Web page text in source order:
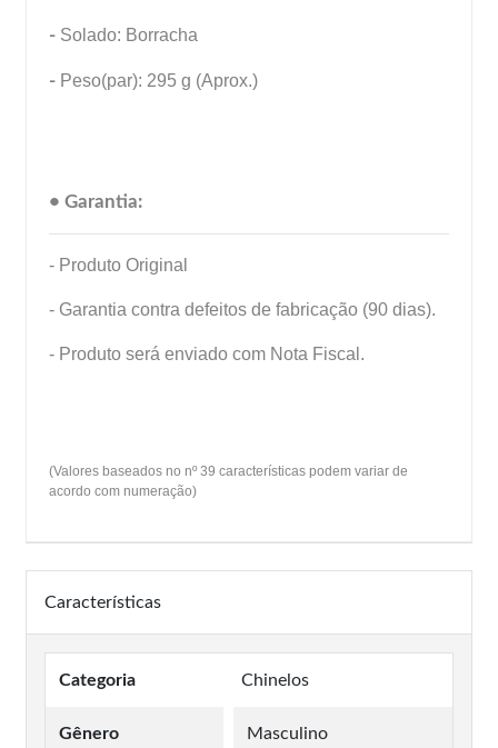
- Solado: Borracha
- Peso(par): 295 g (Aprox.)
• Garantia:
- Produto Original
- Garantia contra defeitos de fabricação (90 dias).
- Produto será enviado com Nota Fiscal.
(Valores baseados no nº 39 características podem variar de
acordo com numeração)
Características
Categoria Chinelos
Gênero Masculino